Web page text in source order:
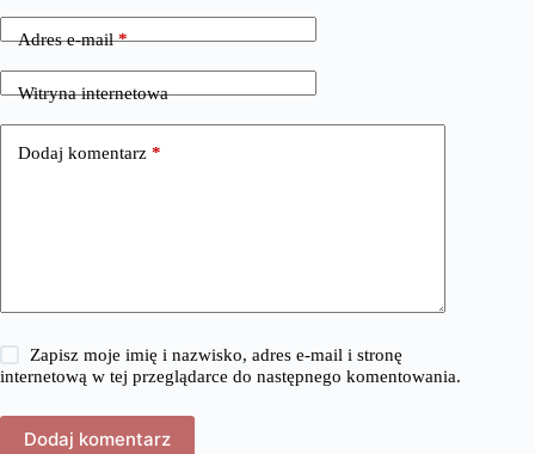
Adres e-mail*
Witryna internetowa
Dodaj komentarz *
Zapisz moje imię i nazwisko, adres e-mail i stronę
internetową w tej przeglądarce do następnego komentowania.
Dodaj komentarz